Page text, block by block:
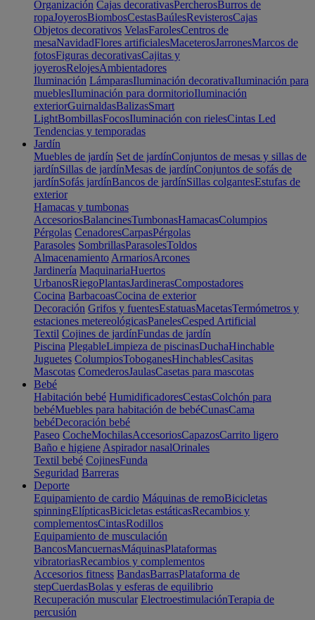
Organización Cajas decorativasPercherosBurros de
ropaJoyerosBiombosCestasBaúlesRevisterosCajas
Objetos decorativos VelasFarolesCentros de
mesaNavidadFlores artificialesMaceterosJarronesMarcos de
fotosFiguras decorativasCajitas y
joyerosRelojesAmbientadores
Iluminación LámparasIluminación decorativaIluminación para
mueblesIluminación para dormitorioIluminación
exteriorGuirnaldasBalizasSmart
LightBombillasFocosIluminación con rielesCintas Led
Tendencias y temporadas
Jardín
Muebles de jardín Set de jardínConjuntos de mesas y sillas de
jardínSillas de jardínMesas de jardínConjuntos de sofás de
jardínSofás jardínBancos de jardínSillas colgantesEstufas de
exterior
Hamacas y tumbonas
AccesoriosBalancinesTumbonasHamacasColumpios
Pérgolas CenadoresCarpasPérgolas
Parasoles SombrillasParasolesToldos
Almacenamiento ArmariosArcones
Jardinería MaquinariaHuertos
UrbanosRiegoPlantasJardinerasCompostadores
Cocina BarbacoasCocina de exterior
Decoración Grifos y fuentesEstatuasMacetasTermómetros y
estaciones metereológicasPanelesCesped Artificial
Textil Cojines de jardínFundas de jardín
Piscina PlegableLimpieza de piscinasDuchaHinchable
Juguetes ColumpiosToboganesHinchablesCasitas
Mascotas ComederosJaulasCasetas para mascotas
Bebé
Habitación bebé HumidificadoresCestasColchón para
bebéMuebles para habitación de bebéCunasCama
bebéDecoración bebé
Paseo CocheMochilasAccesoriosCapazosCarrito ligero
Baño e higiene Aspirador nasalOrinales
Textil bebé CojinesFunda
Seguridad Barreras
Deporte
Equipamiento de cardio Máquinas de remoBicicletas
spinningElípticasBicicletas estáticasRecambios y
complementosCintasRodillos
Equipamiento de musculación
BancosMancuernasMáquinasPlataformas
vibratoriasRecambios y complementos
Accesorios fitness BandasBarrasPlataforma de
stepCuerdasBolas y esferas de equilibrio
Recuperación muscular ElectroestimulaciónTerapia de
percusión